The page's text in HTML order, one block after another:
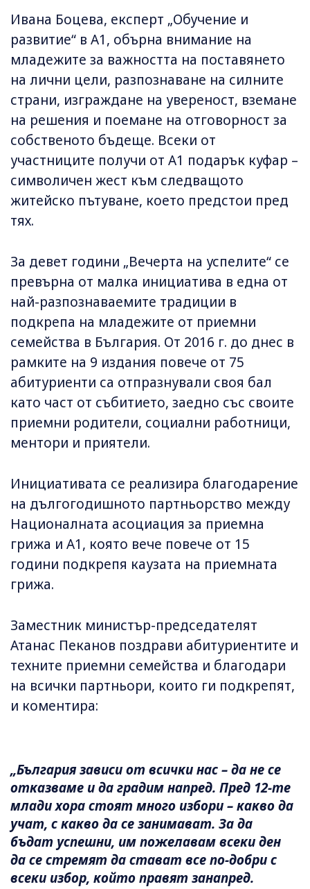
Ивана Боцева, експерт „Обучение и
развитие“ в А1, обърна внимание на
младежите за важността на поставянето
на лични цели, разпознаване на силните
страни, изграждане на увереност, вземане
на решения и поемане на отговорност за
собственото бъдеще. Всеки от
участниците получи от А1 подарък куфар –
символичен жест към следващото
житейско пътуване, което предстои пред
тях.
За девет години „Вечерта на успелите“ се
превърна от малка инициатива в една от
най-разпознаваемите традиции в
подкрепа на младежите от приемни
семейства в България. От 2016 г. до днес в
рамките на 9 издания повече от 75
абитуриенти са отпразнували своя бал
като част от събитието, заедно със своите
приемни родители, социални работници,
ментори и приятели.
Инициативата се реализира благодарение
на дългогодишното партньорство между
Националната асоциация за приемна
грижа и А1, която вече повече от 15
години подкрепя каузата на приемната
грижа.
Заместник министър-председателят
Атанас Пеканов поздрави абитуриентите и
техните приемни семейства и благодари
на всички партньори, които ги подкрепят,
и коментира:
„България зависи от всички нас – да не се
отказваме и да градим напред. Пред 12-те
млади хора стоят много избори – какво да
учат, с какво да се занимават. За да
бъдат успешни, им пожелавам всеки ден
да се стремят да стават все по-добри с
всеки избор, който правят занапред.